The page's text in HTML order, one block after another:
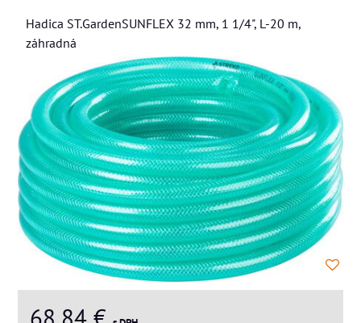
Hadica ST.GardenSUNFLEX 32 mm, 1 1/4", L-20 m,
záhradná